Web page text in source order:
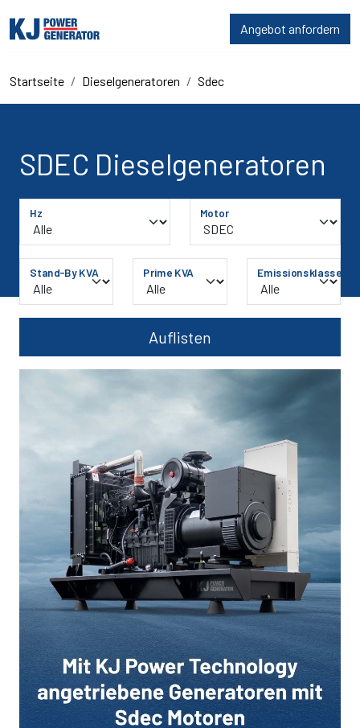
Angebot anfordern
Startseite Dieselgeneratoren Sdec
SDEC Dieselgeneratoren
Hz Motor
Stand-By KVA Prime KVA Emissionsklasse
Auflisten